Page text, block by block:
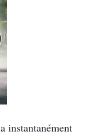
instantanément